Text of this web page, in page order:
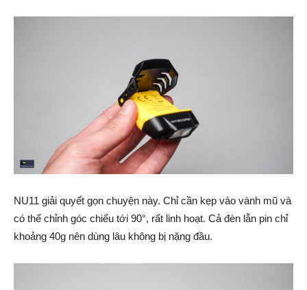
NU11 giải quyết gọn chuyện này. Chỉ cần kẹp vào vành mũ và
có thể chỉnh góc chiếu tới 90°, rất linh hoạt. Cả đèn lẫn pin chỉ
khoảng 40g nên dùng lâu không bị nặng đầu.